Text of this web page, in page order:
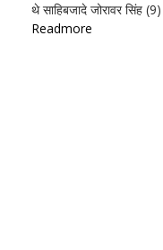
थे साहिबजादे जोरावर सिंह
Readmore